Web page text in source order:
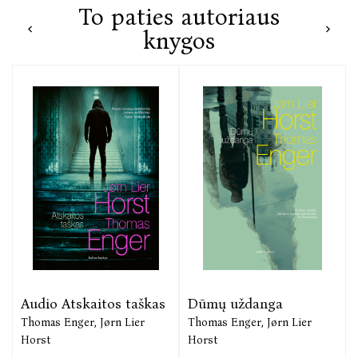
To paties autoriaus
knygos
Audio Atskaitos taškas
Thomas Enger, Jørn Lier
Horst
Dūmų uždanga
Thomas Enger, Jørn Lier
Horst